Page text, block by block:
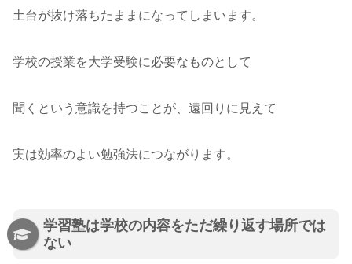
土台が抜け落ちたままになってしまいます。
学校の授業を大学受験に必要なものとして
聞くという意識を持つことが、遠回りに見えて
実は効率のよい勉強法につながります。
学習塾は学校の内容をただ繰り返す場所では
ない